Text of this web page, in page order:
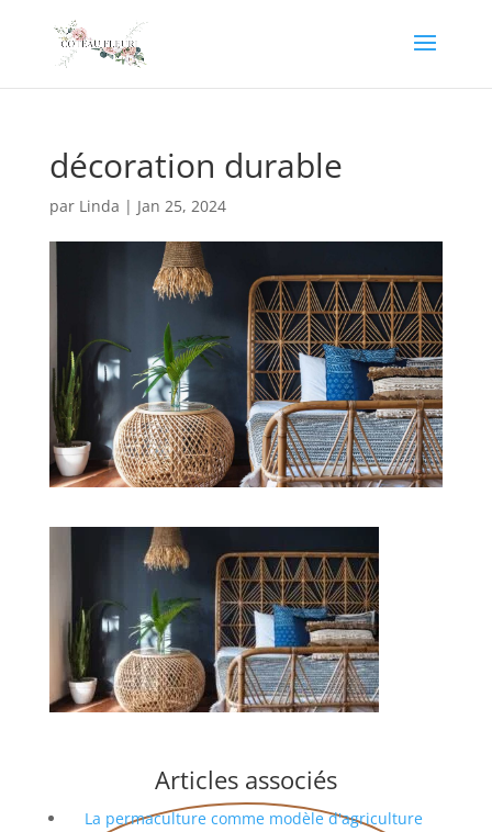
décoration durable
par Linda | Jan 25, 2024
Articles associés
La permaculture comme modèle d'agriculture